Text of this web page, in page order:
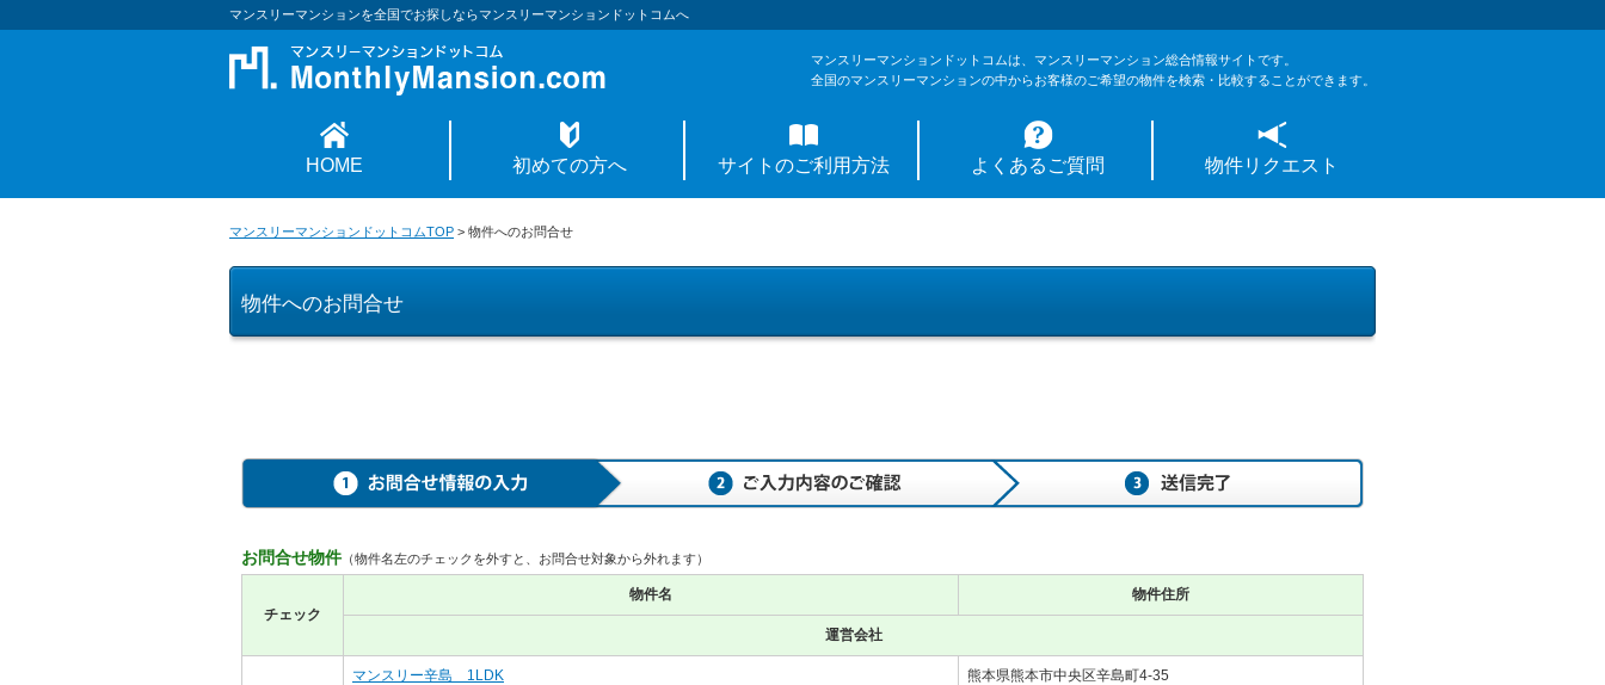
マンスリーマンションを全国でお探しならマンスリーマンションドットコムへ
マンスリーマンションドットコムは、マンスリーマンション総合情報サイトです。
全国のマンスリーマンションの中からお客様のご希望の物件を検索・比較することができます。
HOME 初めての方へ サイトのご利用方法 よくあるご質問 物件リクエスト
マンスリーマンションドットコムTOP > 物件へのお問合せ
物件へのお問合せ
お問合せ物件 （物件名左のチェックを外すと、お問合せ対象から外れます）
チェック
物件名 物件住所
運営会社
マンスリー辛島 1LDK 熊本県熊本市中央区辛島町4-35